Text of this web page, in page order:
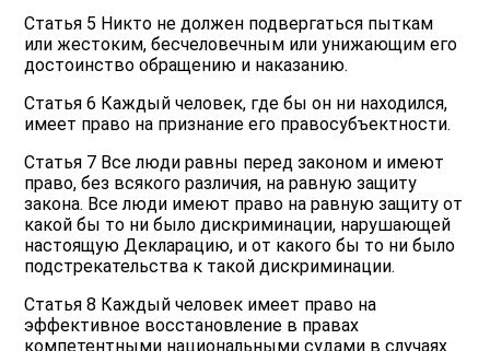
Статья 5 Никто не должен подвергаться пыткам
или жестоким, бесчеловечным или унижающим его
достоинство обращению и наказанию.
Статья 6 Каждый человек, где бы он ни находился,
имеет право на признание его правосубъектности.
Статья 7 Все люди равны перед законом и имеют
право, без всякого различия, на равную защиту
закона. Все люди имеют право на равную защиту от
какой бы то ни было дискриминации, нарушающей
настоящую Декларацию, и от какого бы то ни было
подстрекательства к такой дискриминации.
Статья 8 Каждый человек имеет право на
эффективное восстановление в правах
компетентными национальными судами в случаях